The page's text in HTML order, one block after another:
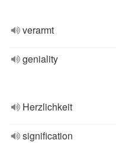
verarmt
geniality
Herzlichkeit
signification